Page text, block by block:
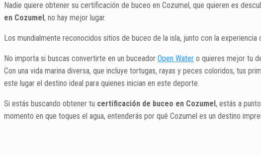
Nadie quiere obtener su certificación de buceo en Cozumel, que quieren es
en Cozumel , no hay mejor lugar.
Los mundialmente reconocidos sitios de buceo de la isla, junto con la
No importa si buscas convertirte en un buceador Open Water o quieres mejor tu
Con una vida marina diversa, que incluye tortugas, rayas y peces coloridos, tus
este lugar el destino ideal para quienes inician en este deporte.
Si estás buscando obtener tu certificación de buceo en Cozumel , estás a
momento en que toques el agua, entenderás por qué Cozumel es un destino